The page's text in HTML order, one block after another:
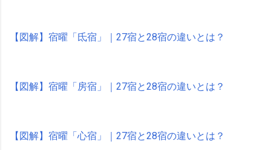
【図解】宿曜「氐宿」｜27宿と28宿の違いとは？
【図解】宿曜「房宿」｜27宿と28宿の違いとは？
【図解】宿曜「心宿」｜27宿と28宿の違いとは？